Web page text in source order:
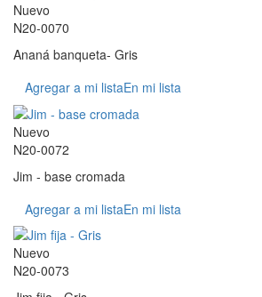
Nuevo
N20-0070
Ananá banqueta- Gris
Agregar a mi listaEn mi lista
Nuevo
N20-0072
Jim - base cromada
Agregar a mi listaEn mi lista
Nuevo
N20-0073